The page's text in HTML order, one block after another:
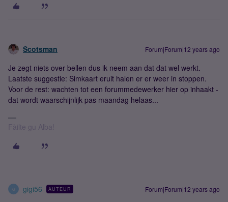
Scotsman Forum|Forum|12 years ago
Je zegt niets over bellen dus ik neem aan dat dat wel werkt.
Laatste suggestie: Simkaart eruit halen er er weer in stoppen.
Voor de rest: wachten tot een forummedewerker hier op inhaakt -
dat wordt waarschijnlijk pas maandag helaas...
Fàilte gu Alba!
G gigi56 AUTEUR Forum|Forum|12 years ago